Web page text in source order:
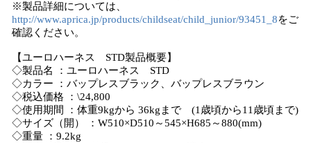
※製品詳細については、
http://www.aprica.jp/products/childseat/child_junior/93451_8をご
確認ください。
【ユーロハーネス STD製品概要】
◇製品名 ：ユーロハーネス STD
◇カラー ：バップレスブラック、バップレスブラウン
◇税込価格 ：\24,800
◇使用期間 ：体重9kgから 36kgまで (1歳頃から11歳頃まで)
◇サイズ（開） ：W510×D510～545×H685～880(mm)
◇重量 ：9.2kg